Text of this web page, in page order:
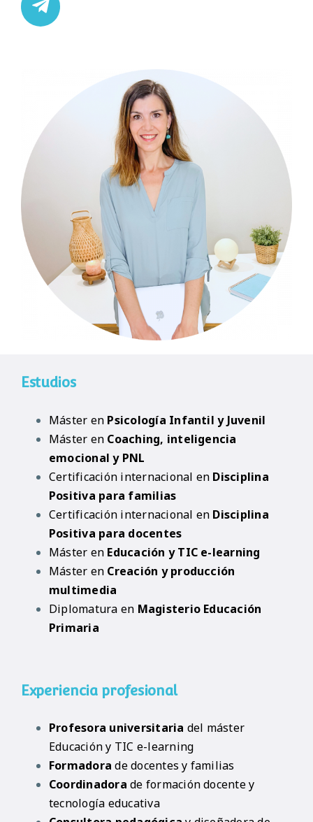
Estudios
Máster en Psicología Infantil y Juvenil
Máster en Coaching, inteligencia
emocional y PNL
Certificación internacional en Disciplina
Positiva para familias
Certificación internacional en Disciplina
Positiva para docentes
Máster en Educación y TIC e-learning
Máster en Creación y producción
multimedia
Diplomatura en Magisterio Educación
Primaria
Experiencia profesional
Profesora universitaria del máster
Educación y TIC e-learning
Formadorade docentes y familias
Coordinadorade formación docente y
tecnología educativa